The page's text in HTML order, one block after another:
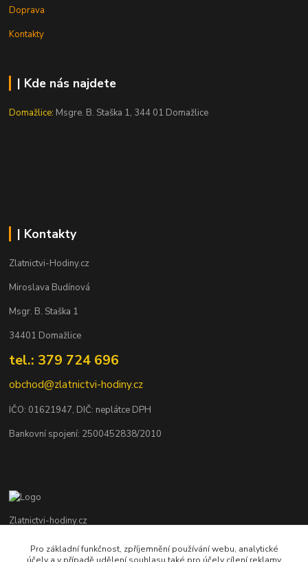
Doprava
Kontakty
| Kde nás najdete
Domažlice: Msgre. B. Staška 1, 344 01 Domažlice
| Kontakty
Zlatnictvi-Hodiny.cz
Miroslava Budínová
Msgr. B. Staška 1
34401 Domažlice
tel.: 379 724 696
obchod@zlatnictvi-hodiny.cz
IČO: 01621947, DIČ: neplátce DPH
Bankovní spojení: 2500452838/2010
Zlatnictvi-hodiny.cz
+420 379 492 545
Pro základní funkčnost, zpříjemnění používání webu, analytické